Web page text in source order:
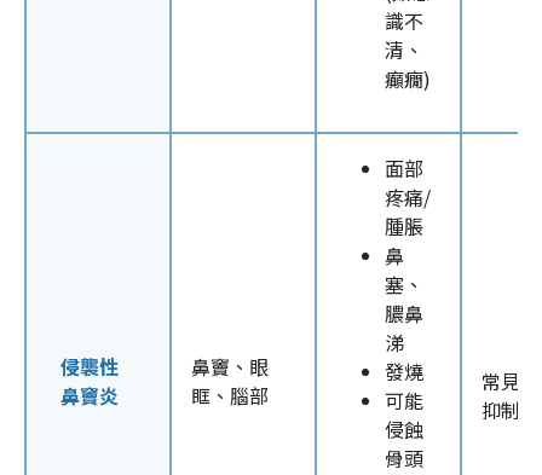
識不
清、
癲癇)
侵襲性
鼻竇炎
鼻竇、眼
眶、腦部
面部
疼痛/
腫脹
鼻
塞、
膿鼻
涕
發燒
可能
侵蝕
骨頭
常見
抑制